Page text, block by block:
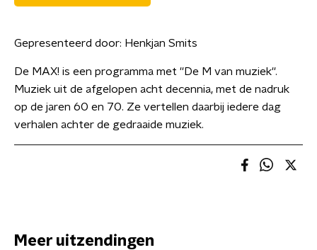
Gepresenteerd door: Henkjan Smits
De MAX! is een programma met ''De M van muziek''.
Muziek uit de afgelopen acht decennia, met de nadruk
op de jaren 60 en 70. Ze vertellen daarbij iedere dag
verhalen achter de gedraaide muziek.
Meer uitzendingen